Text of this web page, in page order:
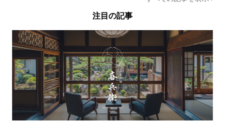
注目の記事